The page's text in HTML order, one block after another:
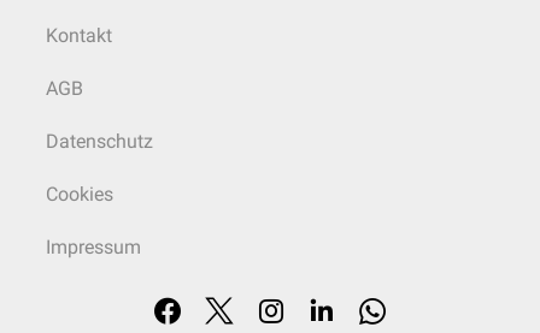
Kontakt
AGB
Datenschutz
Cookies
Impressum